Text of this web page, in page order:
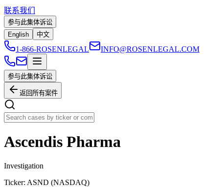
联系我们
参与此集体诉讼
English
中文
1-866-ROSENLEGAL INFO@ROSENLEGAL.COM
参与此集体诉讼
返回所有案件
Ascendis Pharma
Investigation
Ticker: ASND (NASDAQ)